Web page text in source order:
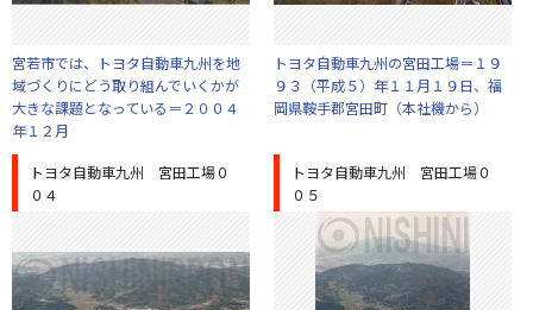
宮若市では、トヨタ自動車九州を地
域づくりにどう取り組んでいくかが
大きな課題となっている＝２００４
年１２月
トヨタ自動車九州の宮田工場＝１９
９３（平成５）年１１月１９日、福
岡県鞍手郡宮田町（本社機から）
トヨタ自動車九州 宮田工場０
０４
トヨタ自動車九州 宮田工場０
０５